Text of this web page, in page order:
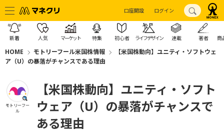
口座開設 ログイン
新着 人気 マーケット 特集 初心者 ライフデザイン 連載 著者 商
HOME モトリーフール米国株情報
【米国株動向】ユニティ・ソフトウェ
ア（U）の暴落がチャンスである理由
モトリーフー
ル
【米国株動向】ユニティ・ソフト
ウェア（U）の暴落がチャンスで
ある理由